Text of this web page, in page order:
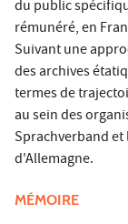
du public
rémunéré, en
Suivant une
des archives
termes de
au sein des
Sprachverband
d'Allemagne.
MÉMOIRE